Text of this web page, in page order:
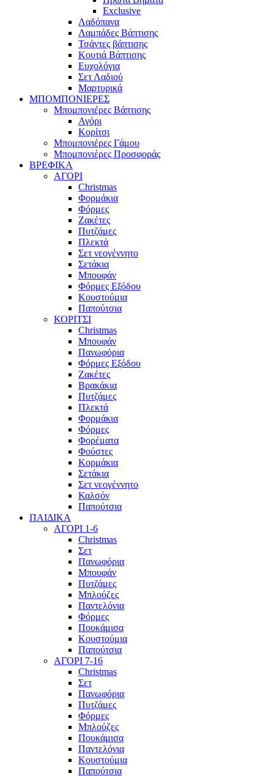
Exclusive
Λαδόπανα
Λαμπάδες Βάπτισης
Τσάντες βάπτισης
Κουτιά Βάπτισης
Ευχολόγια
Σετ Λαδιού
Μαρτυρικά
ΜΠΟΜΠΟΝΙΕΡΕΣ
Μπομπονιέρες Βάπτισης
Αγόρι
Κορίτσι
Μπομπονιέρες Γάμου
Μπομπονιέρες Προσφοράς
ΒΡΕΦΙΚΑ
ΑΓΟΡΙ
Christmas
Φορμάκια
Φόρμες
Ζακέτες
Πυτζάμες
Πλεκτά
Σετ νεογέννητο
Σετάκια
Μπουφάν
Φόρμες Εξόδου
Κουστούμια
Παπούτσια
ΚΟΡΙΤΣΙ
Christmas
Μπουφάν
Πανωφόρια
Φόρμες Εξόδου
Ζακέτες
Βρακάκια
Πυτζάμες
Πλεκτά
Φορμάκια
Φόρμες
Φορέματα
Φούστες
Κορμάκια
Σετάκια
Σετ νεογέννητο
Καλσόν
Παπούτσια
ΠΑΙΔΙΚΑ
ΑΓΟΡΙ 1-6
Christmas
Σετ
Πανωφόρια
Μπουφάν
Πυτζάμες
Μπλούζες
Παντελόνια
Φόρμες
Πουκάμισα
Κουστούμια
Παπούτσια
ΑΓΟΡΙ 7-16
Christmas
Σετ
Πανωφόρια
Πυτζάμες
Φόρμες
Μπλούζες
Πουκάμισα
Παντελόνια
Κουστούμια
Παπούτσια